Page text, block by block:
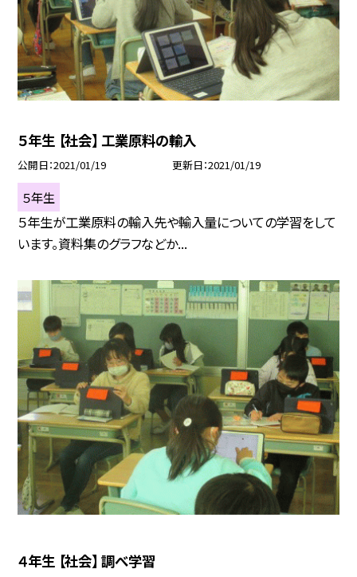
５年生 【社会】 工業原料の輸入
公開日 2021/01/19 更新日 2021/01/19
５年生
５年生が工業原料の輸入先や輸入量についての学習をして
います。資料集のグラフなどか...
４年生 【社会】 調べ学習